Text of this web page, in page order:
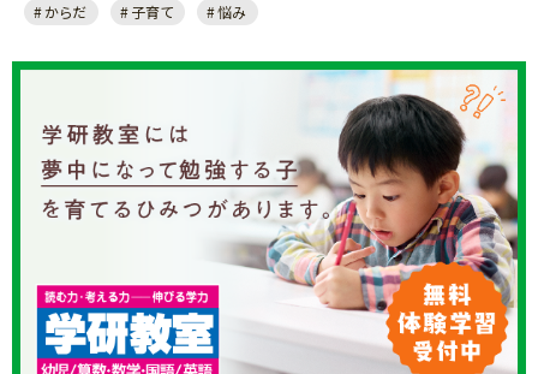
からだ 子育て 悩み